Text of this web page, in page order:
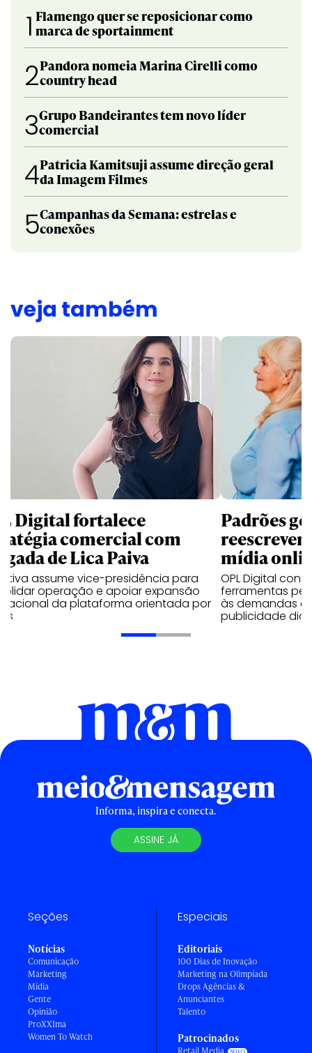
1 Flamengo quer se reposicionar como
marca de sportainment
2Pandora nomeia Marina Cirelli como
country head
3Grupo Bandeirantes tem novo líder
comercial
4Patricia Kamitsuji assume direção geral
da Imagem Filmes
5Campanhas da Semana: estrelas e
conexões
veja também
Digital fortalece
comercial com
de Lica Paiva
assume vice-presidência para
operação e apoiar expansão
da plataforma orientada por
Padrões
mídia
OPL Digital
ferramentas
às demandas
publicidade
Informa, inspira e conecta.
ASSINE JÁ
Seções
Notícias
Comunicação
Marketing
Mídia
Gente
Opinião
ProXXIma
Women To Watch
Especiais
Editoriais
100 Dias de Inovação
Marketing na Olimpíada
Drops Agências &
Anunciantes
Talento
Patrocinados